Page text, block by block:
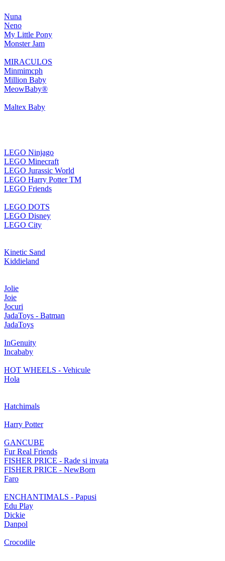
Nuna
Neno
My Little Pony
Monster Jam
MIRACULOS
Minmimcph
Million Baby
MeowBaby®
Maltex Baby
LEGO Ninjago
LEGO Minecraft
LEGO Jurassic World
LEGO Harry Potter TM
LEGO Friends
LEGO DOTS
LEGO Disney
LEGO City
Kinetic Sand
Kiddieland
Jolie
Joie
Jocuri
JadaToys - Batman
JadaToys
InGenuity
Incababy
HOT WHEELS - Vehicule
Hola
Hatchimals
Harry Potter
GANCUBE
Fur Real Friends
FISHER PRICE - Rade si invata
FISHER PRICE - NewBorn
Faro
ENCHANTIMALS - Papusi
Edu Play
Dickie
Danpol
Crocodile